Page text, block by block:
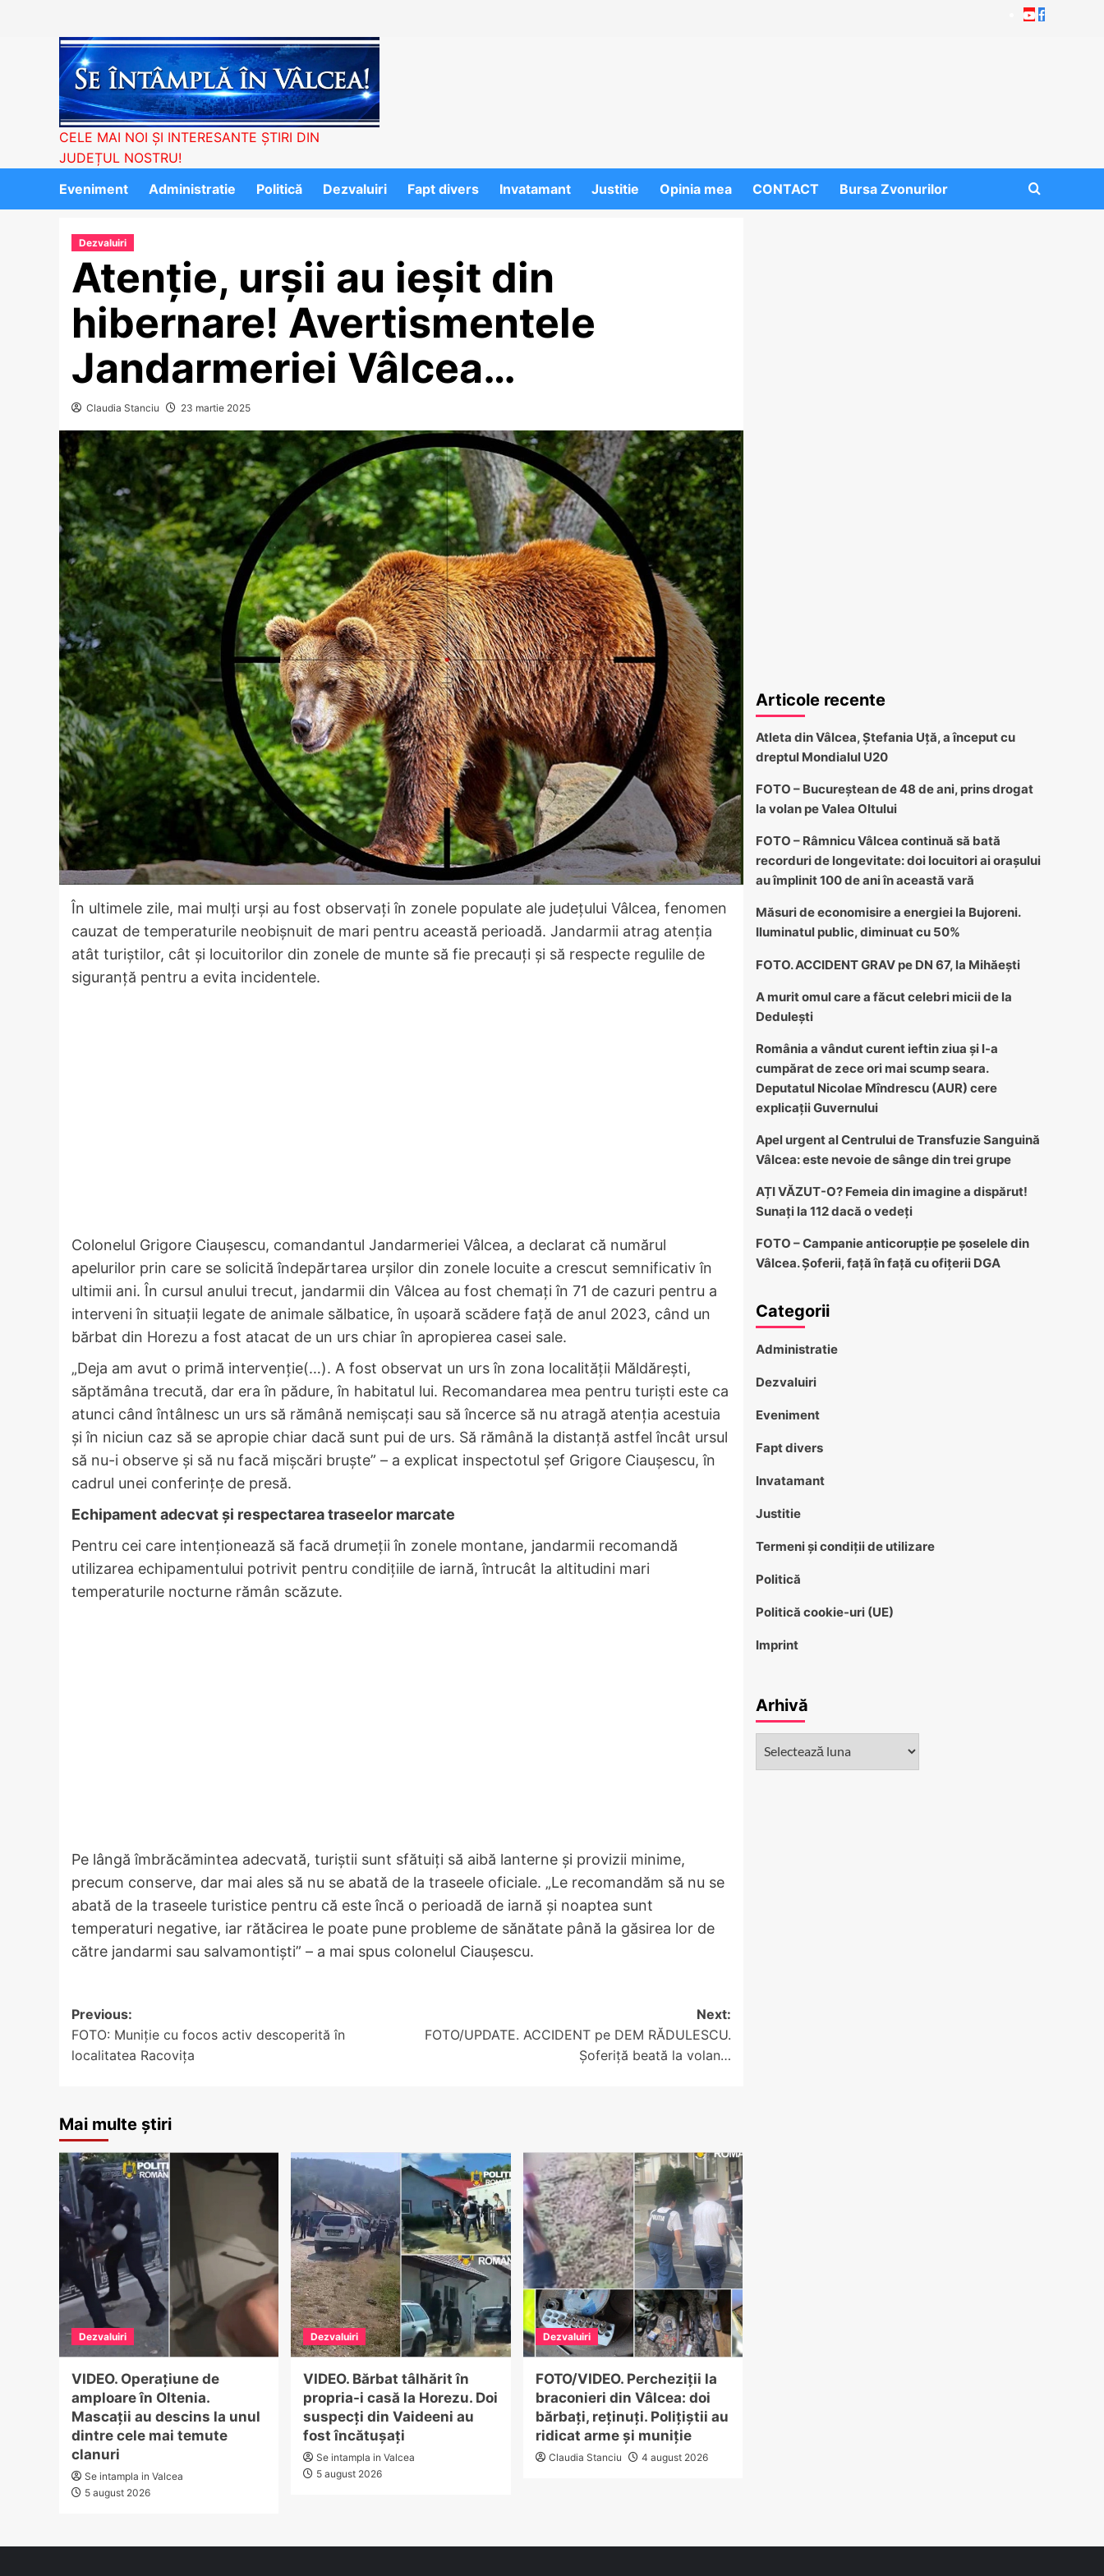
Youtube
Facebook
CELE MAI NOI ȘI INTERESANTE ȘTIRI DIN
JUDEȚUL NOSTRU!
Eveniment
Administratie Politică Dezvaluiri Fapt divers Invatamant Justitie Opinia mea CONTACT Bursa Zvonurilor
Dezvaluiri
Atenție, urșii au ieșit din
hibernare! Avertismentele
Jandarmeriei Vâlcea…
Claudia Stanciu 23 martie 2025
În ultimele zile, mai mulți urși au fost observați în zonele populate ale județului Vâlcea, fenomen
cauzat de temperaturile neobișnuit de mari pentru această perioadă. Jandarmii atrag atenția
atât turiștilor, cât și locuitorilor din zonele de munte să fie precauți și să respecte regulile de
siguranță pentru a evita incidentele.
Colonelul Grigore Ciaușescu, comandantul Jandarmeriei Vâlcea, a declarat că numărul
apelurilor prin care se solicită îndepărtarea urșilor din zonele locuite a crescut semnificativ în
ultimii ani. În cursul anului trecut, jandarmii din Vâlcea au fost chemați în 71 de cazuri pentru a
interveni în situații legate de animale sălbatice, în ușoară scădere față de anul 2023, când un
bărbat din Horezu a fost atacat de un urs chiar în apropierea casei sale.
„Deja am avut o primă intervenţie(…). A fost observat un urs în zona localităţii Măldăreşti,
săptămâna trecută, dar era în pădure, în habitatul lui. Recomandarea mea pentru turişti este ca
atunci când întâlnesc un urs să rămână nemişcaţi sau să încerce să nu atragă atenţia acestuia
şi în niciun caz să se apropie chiar dacă sunt pui de urs. Să rămână la distanţă astfel încât ursul
să nu-i observe şi să nu facă mişcări bruşte” – a explicat inspectotul șef Grigore Ciaușescu, în
cadrul unei conferințe de presă.
Echipament adecvat și respectarea traseelor marcate
Pentru cei care intenționează să facă drumeții în zonele montane, jandarmii recomandă
utilizarea echipamentului potrivit pentru condițiile de iarnă, întrucât la altitudini mari
temperaturile nocturne rămân scăzute.
Pe lângă îmbrăcămintea adecvată, turiștii sunt sfătuiți să aibă lanterne și provizii minime,
precum conserve, dar mai ales să nu se abată de la traseele oficiale. „Le recomandăm să nu se
abată de la traseele turistice pentru că este încă o perioadă de iarnă şi noaptea sunt
temperaturi negative, iar rătăcirea le poate pune probleme de sănătate până la găsirea lor de
către jandarmi sau salvamontişti” – a mai spus colonelul Ciauşescu.
Post
navigation
Previous:
FOTO: Muniție cu focos activ descoperită în
localitatea Racovița
Next:
FOTO/UPDATE. ACCIDENT pe DEM RĂDULESCU.
Șoferiță beată la volan…
Mai multe știri
Dezvaluiri
VIDEO. Operațiune de
amploare în Oltenia.
Mascații au descins la unul
dintre cele mai temute
clanuri
Se intampla in Valcea
5 august 2026
Dezvaluiri
VIDEO. Bărbat tâlhărit în
propria-i casă la Horezu. Doi
suspecți din Vaideeni au
fost încătușați
Se intampla in Valcea
5 august 2026
Dezvaluiri
FOTO/VIDEO. Percheziții la
braconieri din Vâlcea: doi
bărbați, reținuți. Polițiștii au
ridicat arme și muniție
Claudia Stanciu 4 august 2026
Articole recente
Atleta din Vâlcea, Ștefania Uță, a început cu
dreptul Mondialul U20
FOTO – Bucureștean de 48 de ani, prins drogat
la volan pe Valea Oltului
FOTO – Râmnicu Vâlcea continuă să bată
recorduri de longevitate: doi locuitori ai orașului
au împlinit 100 de ani în această vară
Măsuri de economisire a energiei la Bujoreni.
Iluminatul public, diminuat cu 50%
FOTO. ACCIDENT GRAV pe DN 67, la Mihăești
A murit omul care a făcut celebri micii de la
Dedulești
România a vândut curent ieftin ziua și l-a
cumpărat de zece ori mai scump seara.
Deputatul Nicolae Mîndrescu (AUR) cere
explicații Guvernului
Apel urgent al Centrului de Transfuzie Sanguină
Vâlcea: este nevoie de sânge din trei grupe
AȚI VĂZUT-O? Femeia din imagine a dispărut!
Sunați la 112 dacă o vedeți
FOTO – Campanie anticorupție pe șoselele din
Vâlcea. Șoferii, față în față cu ofițerii DGA
Categorii
Administratie
Dezvaluiri
Eveniment
Fapt divers
Invatamant
Justitie
Termeni și condiții de utilizare
Politică
Politică cookie-uri (UE)
Imprint
Arhivă